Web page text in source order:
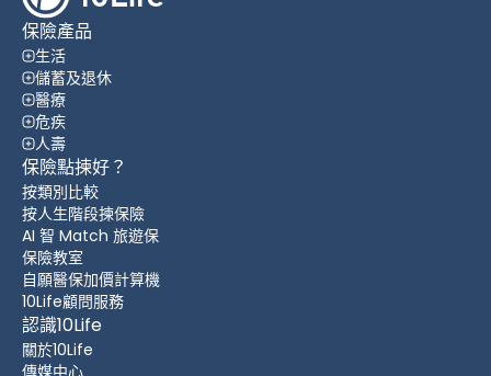
保險產品
生活
儲蓄及退休
醫療
危疾
人壽
保險點揀好？
按類別比較
按人生階段揀保險
AI 智 Match 旅遊保
保險教室
自願醫保加價計算機
10Life顧問服務
認識10Life
關於10Life
傳媒中心